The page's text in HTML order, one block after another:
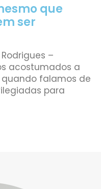
que
ser
–
acostumados a
quando falamos de
para